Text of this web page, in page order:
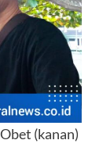
(kanan)